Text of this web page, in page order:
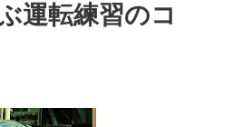
運転練習のコ